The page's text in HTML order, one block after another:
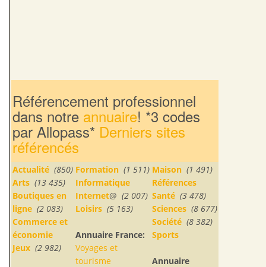
Référencement professionnel
dans notre annuaire! *3 codes
par Allopass* Derniers sites
référencés
Actualité (850)
Arts (13 435)
Boutiques en
ligne (2 083)
Commerce et
économie
Jeux (2 982)
Formation (1 511)
Informatique
Internet@ (2 007)
Loisirs (5 163)
Annuaire France:
Voyages et
tourisme
Maison (1 491)
Références
Santé (3 478)
Sciences (8 677)
Société (8 382)
Sports
Annuaire